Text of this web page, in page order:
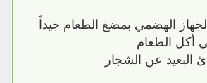
الهضمي بمضغ الطعام جيداً
أكل الطعام
البعيد عن الشجار